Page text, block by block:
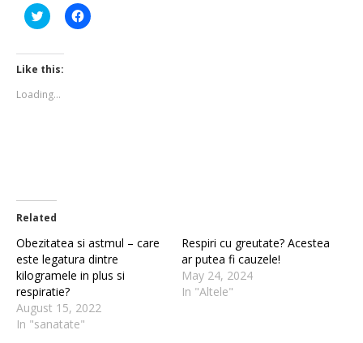
Click
to
Twitter
(Opens
in
window)
Click
to
Like this:
Loading...
Related
Obezitatea si astmul – care
este legatura dintre
kilogramele in plus si
respiratie?
August 15, 2022
In "sanatate"
Respiri cu greutate? Acestea
ar putea fi cauzele!
May 24, 2024
In "Altele"